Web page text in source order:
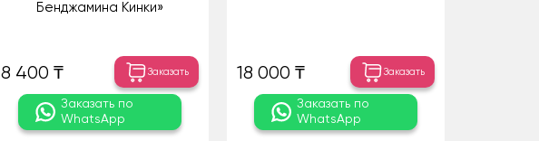
Бенджамина Кинки»
8 400 ₸ Заказать
Заказать по
WhatsApp
18 000 ₸ Заказать
Заказать по
WhatsApp